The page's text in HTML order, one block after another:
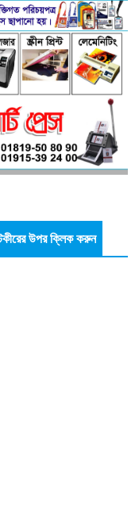
উপর ক্লিক করুন